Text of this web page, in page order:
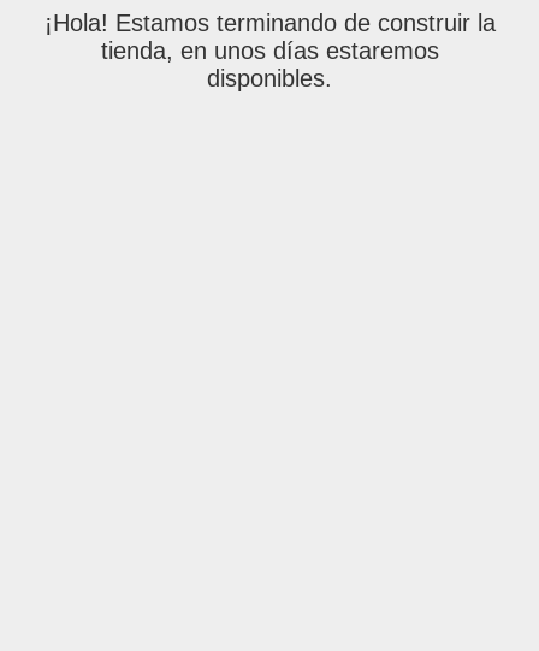
¡Hola! Estamos terminando de construir la
tienda, en unos días estaremos
disponibles.